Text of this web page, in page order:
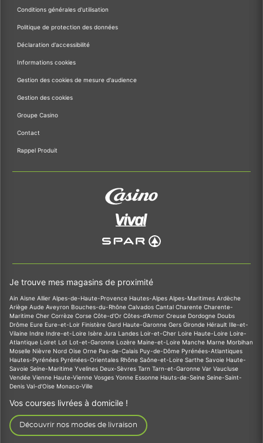
Conditions générales d'utilisation
Politique de protection des données
Déclaration d'accessibilité
Informations cookies
Gestion des cookies de mesure d'audience
Gestion des cookies
Groupe Casino
Contact
Rappel Produit
Je trouve mes magasins de proximité
Ain Aisne Allier Alpes-de-Haute-Provence Hautes-Alpes Alpes-Maritimes Ardèche
Ariège Aude Aveyron Bouches-du-Rhône Calvados Cantal Charente Charente-
Maritime Cher Corrèze Corse Côte-d'Or Côtes-d'Armor Creuse Dordogne Doubs
Drôme Eure Eure-et-Loir Finistère Gard Haute-Garonne Gers Gironde Hérault Ille-et-
Vilaine Indre Indre-et-Loire Isère Jura Landes Loir-et-Cher Loire Haute-Loire Loire-
Atlantique Loiret Lot Lot-et-Garonne Lozère Maine-et-Loire Manche Marne Morbihan
Moselle Nièvre Nord Oise Orne Pas-de-Calais Puy-de-Dôme Pyrénées-Atlantiques
Hautes-Pyrénées Pyrénées-Orientales Rhône Saône-et-Loire Sarthe Savoie Haute-
Savoie Seine-Maritime Yvelines Deux-Sèvres Tarn Tarn-et-Garonne Var Vaucluse
Vendée Vienne Haute-Vienne Vosges Yonne Essonne Hauts-de-Seine Seine-Saint-
Denis Val-d'Oise Monaco-Ville
Vos courses livrées à domicile !
Découvrir nos modes de livraison